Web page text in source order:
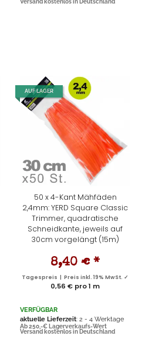
Versand kostenlos in Deutschland
AUF LAGER
50 x 4-Kant Mähfäden
2,4mm: YERD Square Classic
Trimmer, quadratische
Schneidkante, jeweils auf
30cm vorgelängt (15m)
8,40 € *
Tagespreis | Preis inkl. 19% MwSt. ✓
0,56 € pro 1 m
VERFÜGBAR
aktuelle Lieferzeit: 2 - 4 Werktage
Ab 250,-€ Lagerverkaufs-Wert
Versand kostenlos in Deutschland